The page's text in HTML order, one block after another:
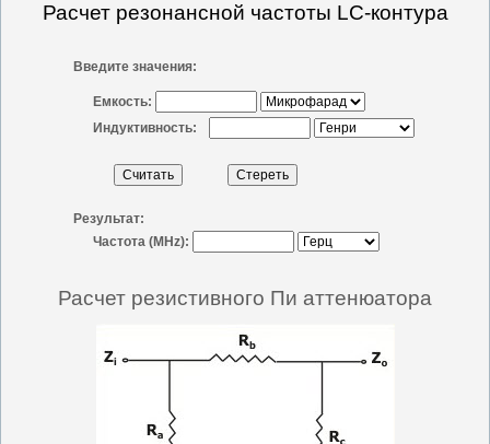
Расчет резонансной частоты LC-контура
Введите значения:
Емкость:
Индуктивность:
Результат:
Частота (MHz):
Расчет резистивного Пи аттенюатора